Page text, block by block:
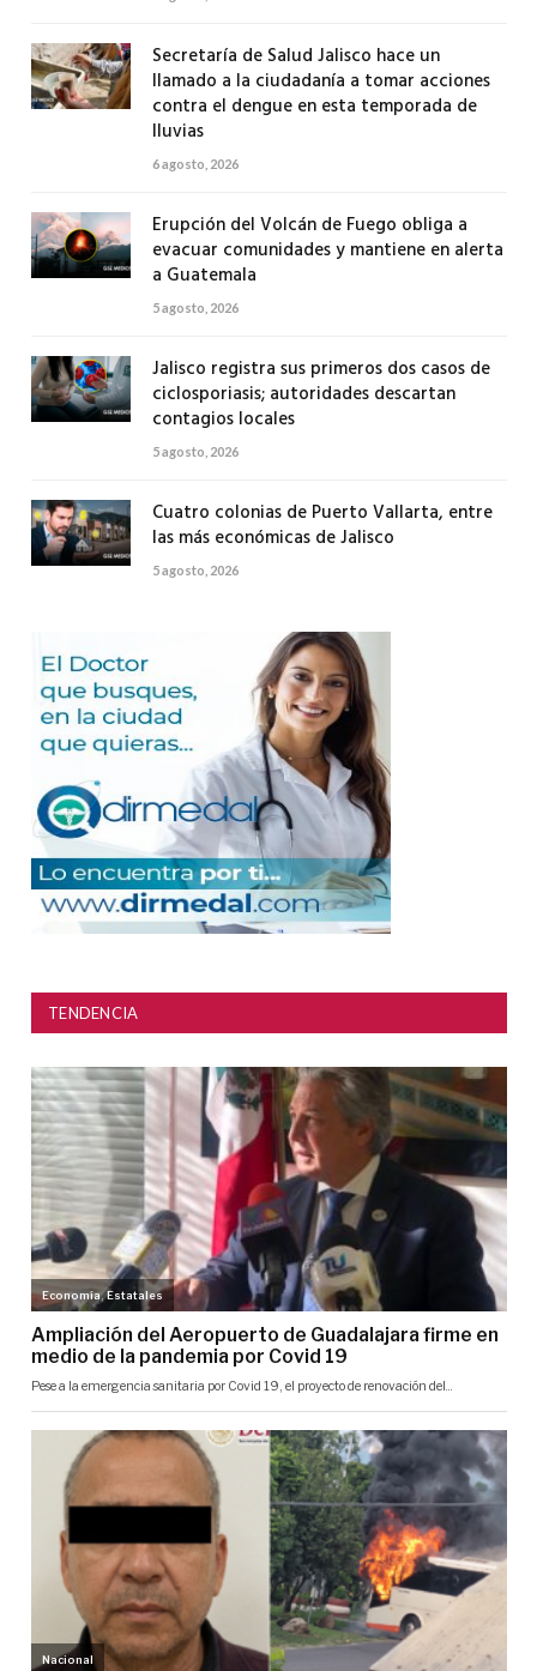
Secretaría de Salud Jalisco hace un
llamado a la ciudadanía a tomar acciones
contra el dengue en esta temporada de
lluvias
6 agosto, 2026
Erupción del Volcán de Fuego obliga a
evacuar comunidades y mantiene en alerta
a Guatemala
5 agosto, 2026
Jalisco registra sus primeros dos casos de
ciclosporiasis; autoridades descartan
contagios locales
5 agosto, 2026
Cuatro colonias de Puerto Vallarta, entre
las más económicas de Jalisco
5 agosto, 2026
TENDENCIA